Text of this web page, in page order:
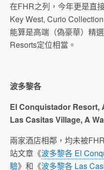
在FHR之列，今年更是直
Key West, Curio
能算是高端（偽豪華）精
Resorts定位相當。
波多黎各
El Conquistador Resort,
Las Casitas Village, A
兩家酒店相鄰，均未被
站文章《波多黎各 El
驗》和《波多黎各 Las